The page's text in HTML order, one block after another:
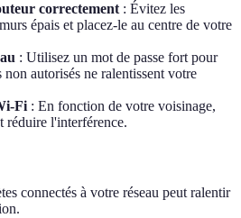
correctement : Évitez les
épais et placez-le au centre de votre
: Utilisez un mot de passe fort pour
autorisés ne ralentissent votre
Fi : En fonction de votre voisinage,
réduire l'interférence.
connectés à votre réseau peut ralentir